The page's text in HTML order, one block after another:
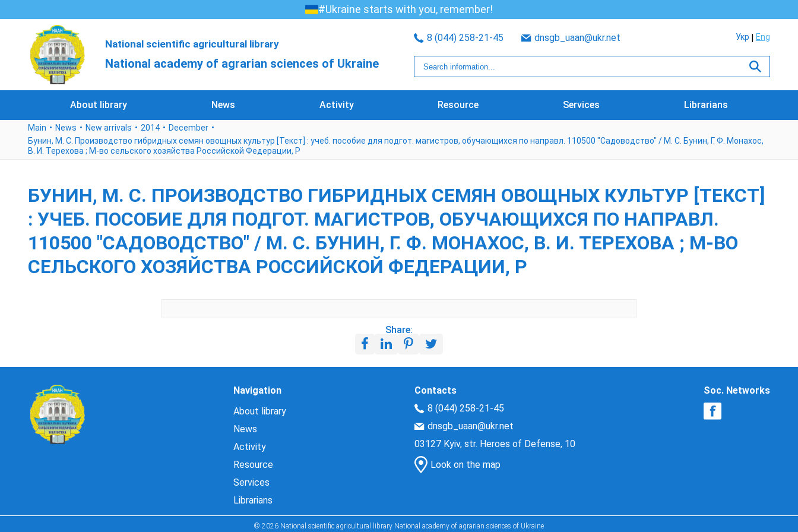
#Ukraine starts with you, remember!
National scientific agricultural library
National academy of agrarian sciences of Ukraine
8 (044) 258-21-45 dnsgb_uaan@ukr.net Укр Eng
About library News Activity Resource Services Librarians
Main News New arrivals 2014
December
Бунин, М. С. Производство гибридных семян овощных культур [Текст] : учеб. пособие для подгот. магистров, обучающихся по направл. 110500 "Садоводство" / М. С. Бунин, Г. Ф. Монахос,
В. И. Терехова ; М-во сельского хозяйства Российской Федерации, Р
БУНИН, М. С. ПРОИЗВОДСТВО ГИБРИДНЫХ СЕМЯН ОВОЩНЫХ КУЛЬТУР [ТЕКСТ]
: УЧЕБ. ПОСОБИЕ ДЛЯ ПОДГОТ. МАГИСТРОВ, ОБУЧАЮЩИХСЯ ПО НАПРАВЛ.
110500 "САДОВОДСТВО" / М. С. БУНИН, Г. Ф. МОНАХОС, В. И. ТЕРЕХОВА ; М-ВО
СЕЛЬСКОГО ХОЗЯЙСТВА РОССИЙСКОЙ ФЕДЕРАЦИИ, Р
Share:
Navigation
About library
News
Activity
Resource
Services
Librarians
Contacts
8 (044) 258-21-45
dnsgb_uaan@ukr.net
03127 Kyiv, str. Heroes of Defense, 10
Look on the map
Soc. Networks
© 2026 National scientific agricultural library National academy of agrarian sciences of Ukraine